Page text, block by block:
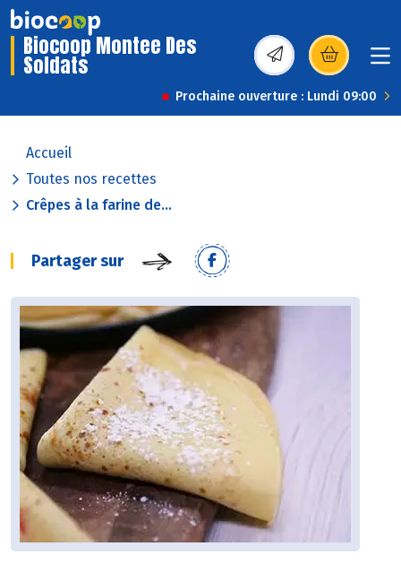
Biocoop Montee Des
Soldats (s’ouvre dans une
Prochaine ouverture : Lundi 09:00
Accueil
Toutes nos recettes
Crêpes à la farine de...
Partager sur